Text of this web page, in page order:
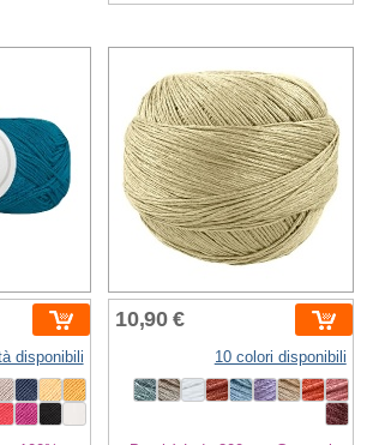
disponibili
10,90 €
10 colori disponibili